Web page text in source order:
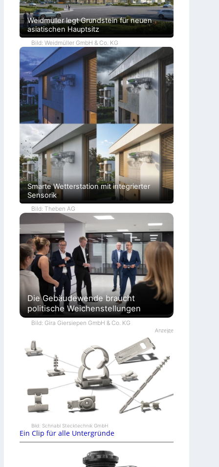
Weidmüller legt Grundstein für neuen
asiatischen Hauptsitz
Bild: Weidmüller GmbH & Co. KG
Smarte Wetterstation mit integrierter
Sensorik
Bild: Theben AG
Die Gebäudewende braucht
politische Weichenstellungen
Bild: Gira Giersiepen GmbH & Co. KG
Anzeige
Bild: Schnabl Stecktechnik GmbH
Ein Clip für alle Untergründe